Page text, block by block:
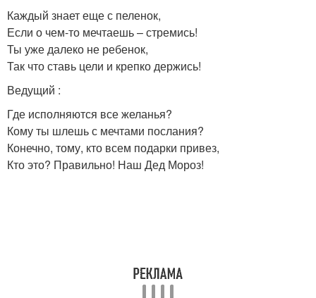
Каждый знает еще с пеленок,
Если о чем-то мечтаешь – стремись!
Ты уже далеко не ребенок,
Так что ставь цели и крепко держись!
Ведущий :
Где исполняются все желанья?
Кому ты шлешь с мечтами послания?
Конечно, тому, кто всем подарки привез,
Кто это? Правильно! Наш Дед Мороз!